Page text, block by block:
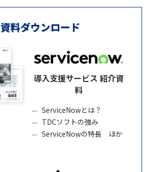
資料ダウンロード
導入支援サービス 紹介資
料
ServiceNowとは？
TDCソフトの強み
ServiceNowの特長 ほか